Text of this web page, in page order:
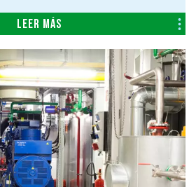
Leer más